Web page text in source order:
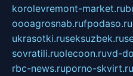
korolevremont-market.ru
oooagrosnab.rufpodaso.ru
ukrasotki.ruseksuzbek.ru
sovratili.ruolecoon.ruvd-
rbc-news.ruporno-skvirt.ru